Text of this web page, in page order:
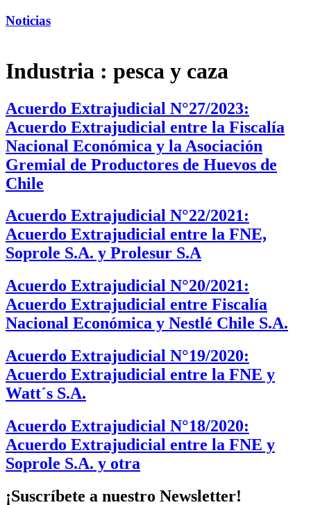
Noticias
Industria : pesca y caza
Acuerdo Extrajudicial N°27/2023:
Acuerdo Extrajudicial entre la Fiscalía
Nacional Económica y la Asociación
Gremial de Productores de Huevos de
Chile
Acuerdo Extrajudicial N°22/2021:
Acuerdo Extrajudicial entre la FNE,
Soprole S.A. y Prolesur S.A
Acuerdo Extrajudicial N°20/2021:
Acuerdo Extrajudicial entre Fiscalía
Nacional Económica y Nestlé Chile S.A.
Acuerdo Extrajudicial N°19/2020:
Acuerdo Extrajudicial entre la FNE y
Watt´s S.A.
Acuerdo Extrajudicial N°18/2020:
Acuerdo Extrajudicial entre la FNE y
Soprole S.A. y otra
¡Suscríbete a nuestro Newsletter!